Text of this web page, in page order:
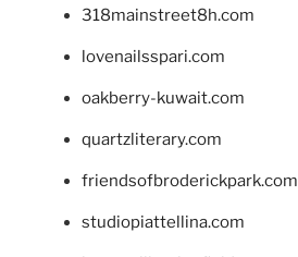
318mainstreet8h.com
lovenailsspari.com
oakberry-kuwait.com
quartzliterary.com
friendsofbroderickpark.com
studiopiattellina.com